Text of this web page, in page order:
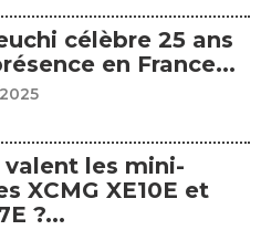
célèbre 25 ans
en France...
valent les mini-
XCMG XE10E et
?...